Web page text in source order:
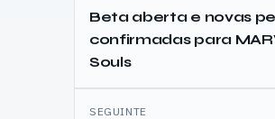
de
artigos
Beta aberta e novas
confirmadas para
Souls
SEGUINTE